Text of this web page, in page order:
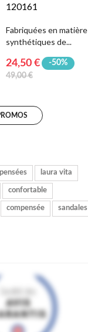
120161
Fabriquées en matière
synthétiques de...
24,50 €
-50%
49,00 €
laura vita
confortable
compensée sandales